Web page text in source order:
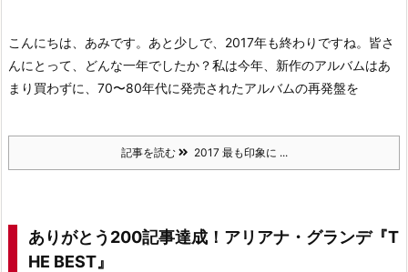
こんにちは、あみです。 あと少しで、2017年も終わりですね。 皆さ
んにとって、どんな一年でしたか？私は今年、新作のアルバムはあ
まり買わずに、 70〜80年代に発売されたアルバムの再発盤を
記事を読む 2017 最も印象に ...
ありがとう200記事達成！アリアナ・グランデ『T
HE BEST』